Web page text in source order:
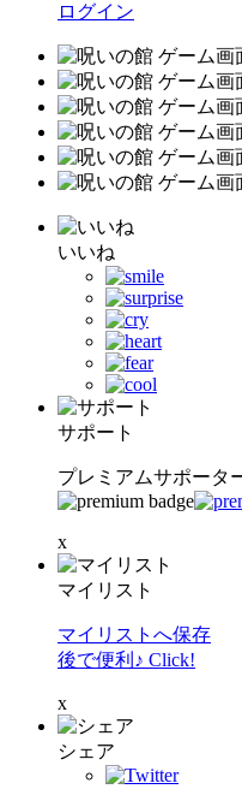
ログイン
いいね
サポート
プレミアムサポータ
x
マイリスト
マイリストへ保存
後で便利♪ Click!
x
シェア